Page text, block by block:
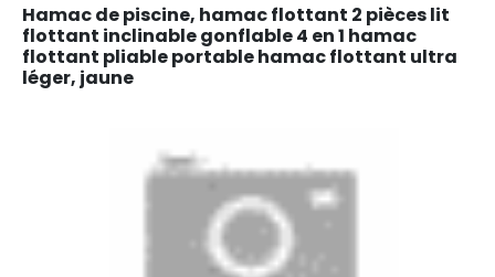
Hamac de piscine, hamac flottant 2 pièces lit
flottant inclinable gonflable 4 en 1 hamac
flottant pliable portable hamac flottant ultra
léger, jaune